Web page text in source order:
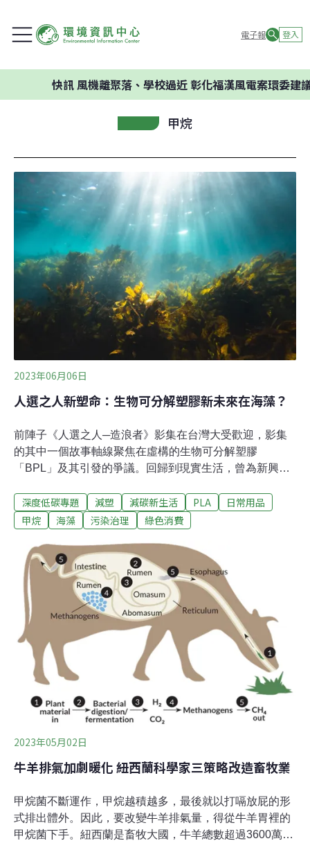
電子報 登入
風機離聚落、學校過近 彰化福漢風電案環委建議不應開發
甲烷
2023年06月06日
人選之人新塑命：生物可分解塑膠新未來在海藻？
前陣子《人選之人─造浪者》影集在台灣大受歡迎，影集
的其中一個故事軸線聚焦在虛構的生物可分解塑膠
「BPL」及其引發的爭議。回歸到現實生活，曾為新興材
宣布將於今年8月率先禁用PLA材質的免洗餐具。不禁讓人
思索，未來世代還有哪些替代塑膠製品的可能。每年全世
流入海洋後造成各式各樣的污染。標榜「生物可分解」的
PLA（聚乳酸）塑膠，一度被業者視為減塑的良方。環保
署卻公告從今年8月起，包括便利商店、連鎖速食店、超
級市場、百貨公司、購物中心等八大場所，不能提供PLA
材質的免洗餐具。原因就在於，PLA必須在特定的工業堆
肥環境才能分解，台灣欠缺適合的處理設備，加上無法進
入既有的回收體系，反而讓原本的回收分類混淆，造成更
大的問題。可食用的海藻塑膠淘汰塑膠是一條漫長的道
路，雖然完美的替代品尚未出現，但在大環境的驅
深度低碳專題 減塑 減碳新生活 PLA
日常用品
甲烷
海藻 污染治理 綠色消費
2023年05月02日
牛羊排氣加劇暖化 紐西蘭科學家三策略改造畜牧業
甲烷菌不斷運作，甲烷越積越多，最後就以打嗝放屁的形
式排出體外。因此，要改變牛羊排氣量，得從牛羊胃裡的
甲烷菌下手。紐西蘭是畜牧大國，牛羊總數超過3600萬